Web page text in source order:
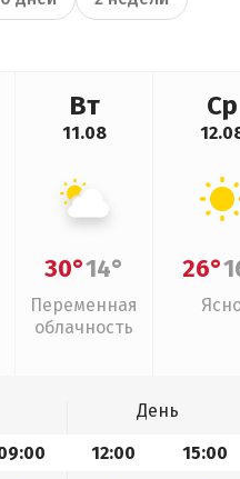
Вт
11.08
30°14°
Переменная
облачность
Ср
26°
День
12:00 15:00